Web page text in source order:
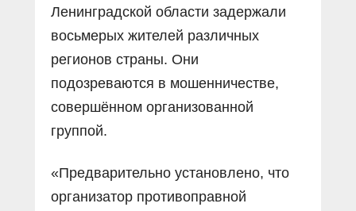
Ленинградской области задержали
восьмерых жителей различных
регионов страны. Они
подозреваются в мошенничестве,
совершённом организованной
группой.
«Предварительно установлено, что
организатор противоправной